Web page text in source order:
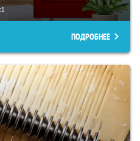
ПОДРОБНЕЕ